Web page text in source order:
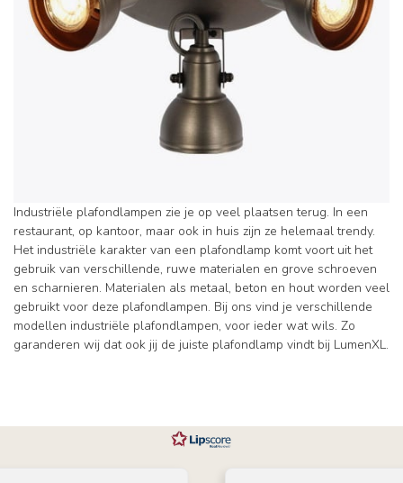
Industriële plafondlampen zie je op veel plaatsen terug. In een
restaurant, op kantoor, maar ook in huis zijn ze helemaal trendy.
Het industriële karakter van een plafondlamp komt voort uit het
gebruik van verschillende, ruwe materialen en grove schroeven
en scharnieren. Materialen als metaal, beton en hout worden veel
gebruikt voor deze plafondlampen. Bij ons vind je verschillende
modellen industriële plafondlampen, voor ieder wat wils. Zo
garanderen wij dat ook jij de juiste plafondlamp vindt bij LumenXL.